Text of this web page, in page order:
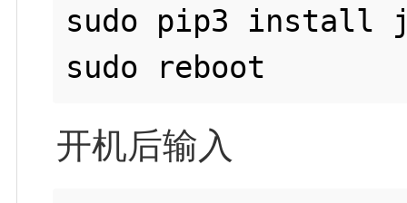
sudo pip3 install
开机后输入